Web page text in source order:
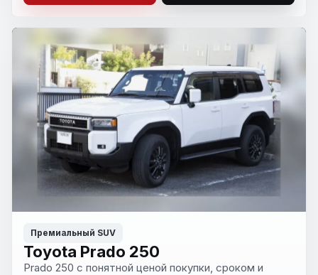
Премиальный SUV
Toyota Prado 250
Prado 250 с понятной ценой покупки, сроком и